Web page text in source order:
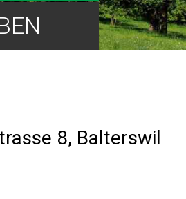
8, Balterswil